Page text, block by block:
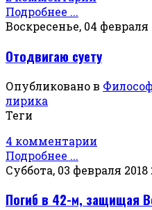
Подробнее ...
Воскресенье, 04 февраля
Отодвигаю суету
Опубликовано в
лирика
Теги
4 комментарии
Подробнее ...
Суббота, 03 февраля 2018
Погиб в 42-м, защищая